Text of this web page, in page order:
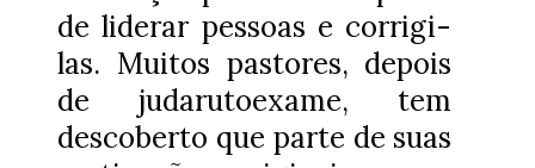
de liderar pessoas e corrigi-
las. Muitos pastores, depois
de judarutoexame, tem
descoberto que parte de suas